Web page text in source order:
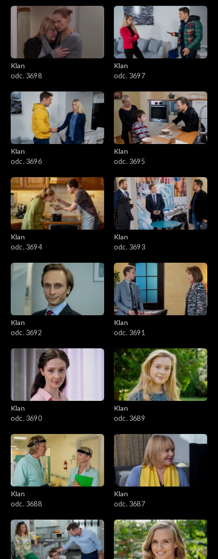
4301–4400
4201–4300
4101–4200
3901–4000
3801–3900
3701–3800
3601–3700
3501–3600
3401–3500
3201–3300
3101–3200
3001–3100
2901–3000
2801–2900
2701–2800
2501–2600
2401–2500
2301–2400
2201–2300
2101–2200
Klan
odc. 3698
Klan
odc. 3697
Klan
odc. 3696
Klan
odc. 3695
Klan
odc. 3694
Klan
odc. 3693
Klan
odc. 3692
Klan
odc. 3691
Klan
odc. 3690
Klan
odc. 3689
Klan
odc. 3688
Klan
odc. 3687